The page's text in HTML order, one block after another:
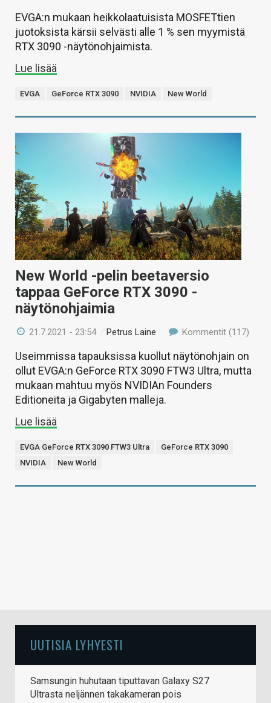
EVGA:n mukaan heikkolaatuisista MOSFETtien
juotoksista kärsii selvästi alle 1 % sen myymistä
RTX 3090 -näytönohjaimista.
Lue lisää
EVGA GeForce RTX 3090 NVIDIA New World
New World -pelin beetaversio
tappaa GeForce RTX 3090 -
näytönohjaimia
21.7.2021 - 23:54 / Petrus Laine Kommentit (117)
Useimmissa tapauksissa kuollut näytönohjain on
ollut EVGA:n GeForce RTX 3090 FTW3 Ultra, mutta
mukaan mahtuu myös NVIDIAn Founders
Editioneita ja Gigabyten malleja.
Lue lisää
EVGA GeForce RTX 3090 FTW3 Ultra
GeForce RTX 3090
NVIDIA
New World
UUTISIA LYHYESTI
Samsungin huhutaan tiputtavan Galaxy S27
Ultrasta neljännen takakameran pois